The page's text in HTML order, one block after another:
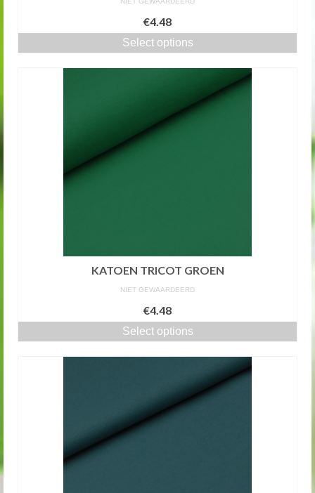
€4.48
Select options
KATOEN TRICOT GROEN
NIET GEWAARDEERD
€4.48
Select options